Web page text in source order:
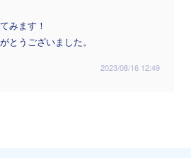
みます！
とうございました。
2023/08/16 12:49